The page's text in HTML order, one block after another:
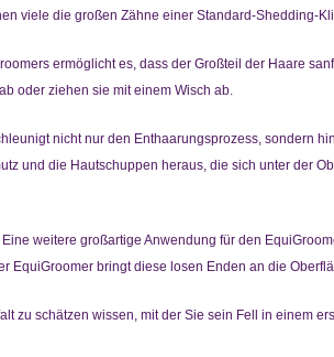
viele die großen Zähne einer Standard-Shedding-
ermöglicht es, dass der Großteil der Haare
oder ziehen sie mit einem Wisch ab.
nicht nur den Enthaarungsprozess, sondern
und die Hautschuppen heraus, die sich unter der
weitere großartige Anwendung für den
EquiGroomer bringt diese losen Enden an die
zu schätzen wissen, mit der Sie sein Fell in einem